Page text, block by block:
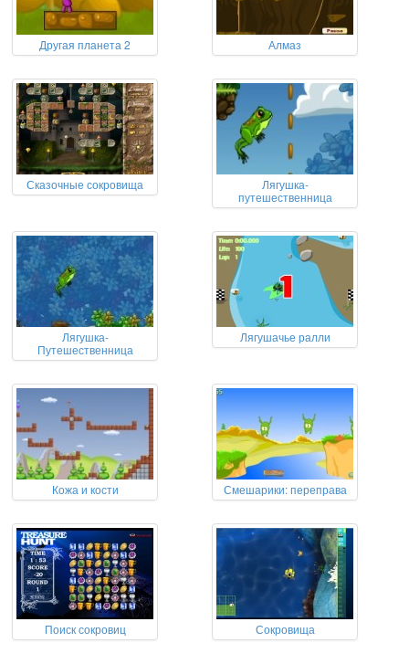
Другая планета 2 Алмаз
Сказочные сокровища
Лягушка-
путешественница
Лягушка-
Путешественница
Лягушачье ралли
Кожа и кости Смешарики: переправа
Поиск сокровиц Сокровища